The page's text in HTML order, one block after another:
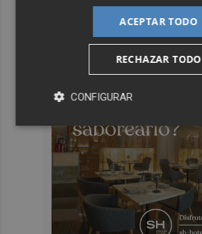
ACEPTAR TODO
RECHAZAR TODO
CONFIGURAR